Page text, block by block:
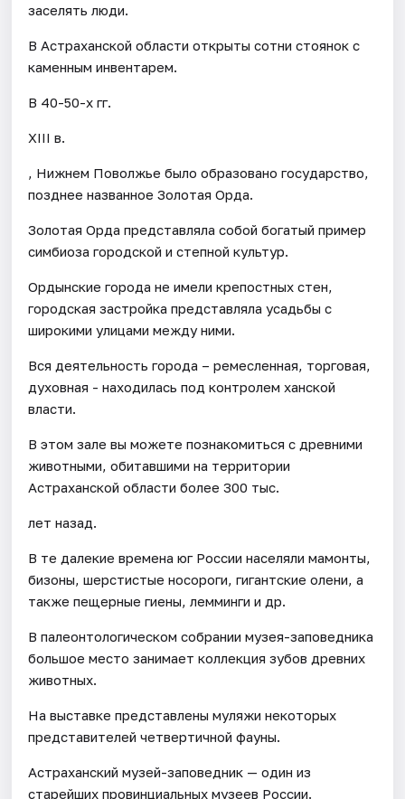
заселять люди.
В Астраханской области открыты сотни стоянок с
каменным инвентарем.
В 40-50-х гг.
XIII в.
, Нижнем Поволжье было образовано государство,
позднее названное Золотая Орда.
Золотая Орда представляла собой богатый пример
симбиоза городской и степной культур.
Ордынские города не имели крепостных стен,
городская застройка представляла усадьбы с
широкими улицами между ними.
Вся деятельность города – ремесленная, торговая,
духовная - находилась под контролем ханской
власти.
В этом зале вы можете познакомиться с древними
животными, обитавшими на территории
Астраханской области более 300 тыс.
лет назад.
В те далекие времена юг России населяли мамонты,
бизоны, шерстистые носороги, гигантские олени, а
также пещерные гиены, лемминги и др.
В палеонтологическом собрании музея-заповедника
большое место занимает коллекция зубов древних
животных.
На выставке представлены муляжи некоторых
представителей четвертичной фауны.
Астраханский музей-заповедник — один из
старейших провинциальных музеев России.